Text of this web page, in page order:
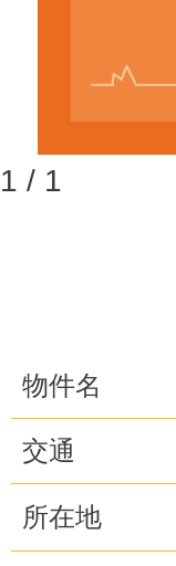
1 / 1
物件名
交通
所在地